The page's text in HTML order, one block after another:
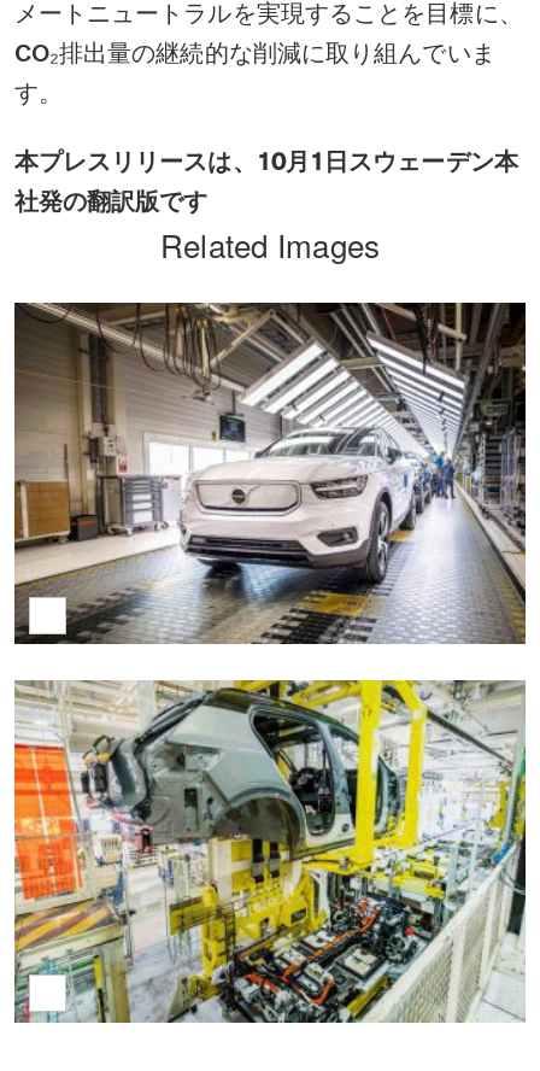
メートニュートラルを実現することを目標に、
CO₂排出量の継続的な削減に取り組んでいま
す。
本プレスリリースは、 10月 1 日スウェーデン本
社発の翻訳版です
Related Images